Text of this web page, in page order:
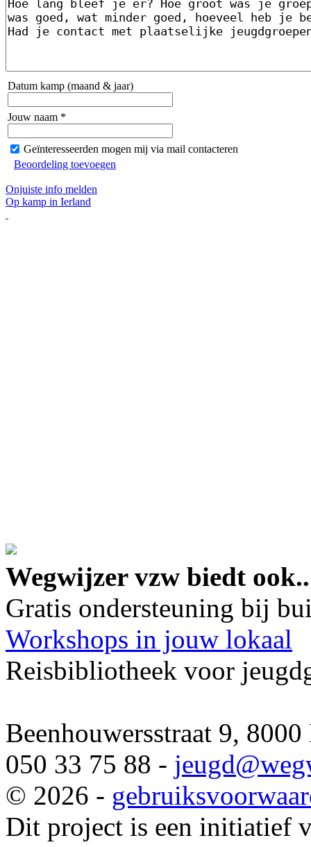
Datum kamp (maand & jaar)
Jouw naam *
Geïnteresseerden mogen mij via mail contacteren
Beoordeling toevoegen
Onjuiste info melden
Op kamp in Ierland
Wegwijzer vzw biedt
Gratis ondersteuning bij
Workshops in jouw lokaal
Reisbibliotheek voor
Beenhouwersstraat 9,
050 33 75 88 - jeugd
© 2026 -
Dit project is een initiatief